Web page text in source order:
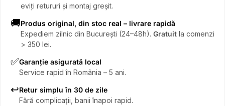
eviți retururi și montaj greșit.
🚚Produs original, din stoc real – livrare rapidă
Expediem zilnic din București (24–48h). Gratuit la comenzi
> 350 lei.
✅Garanție asigurată local
Service rapid în România – 5 ani.
↩️Retur simplu în 30 de zile
Fără complicații, banii înapoi rapid.